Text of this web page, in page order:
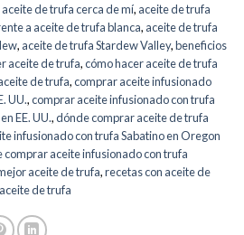
aceite de trufa cerca de mí, aceite de trufa
a aceite de trufa blanca, aceite de trufa
, aceite de trufa Stardew Valley,beneficios
aceite de trufa,cómo hacer aceite de trufa
de trufa,comprar aceite infusionado
UU.,comprar aceite infusionado con trufa
EE. UU.,dónde comprar aceite de trufa
infusionado con trufa Sabatino en Oregon
comprar aceite infusionado con trufa
aceite de trufa,recetas con aceite de
de trufa